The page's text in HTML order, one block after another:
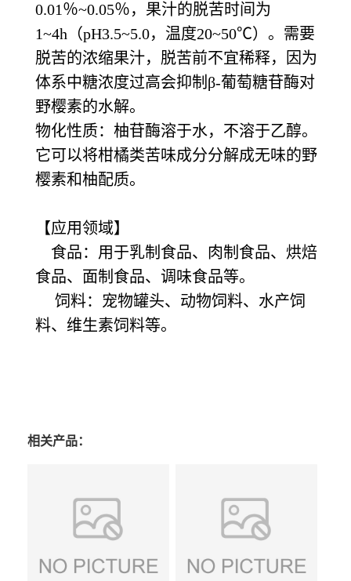
0.01％~0.05％，果汁的脱苦时间为
1~4h（pH3.5~5.0，温度20~50℃）。需要
脱苦的浓缩果汁，脱苦前不宜稀释，因为
体系中糖浓度过高会抑制β-葡萄糖苷酶对
野樱素的水解。
物化性质：柚苷酶溶于水，不溶于乙醇。
它可以将柑橘类苦味成分分解成无味的野
樱素和柚配质。
【应用领域】
食品：用于乳制食品、肉制食品、烘焙
食品、面制食品、调味食品等。
饲料：宠物罐头、动物饲料、水产饲
料、维生素饲料等。
相关产品：